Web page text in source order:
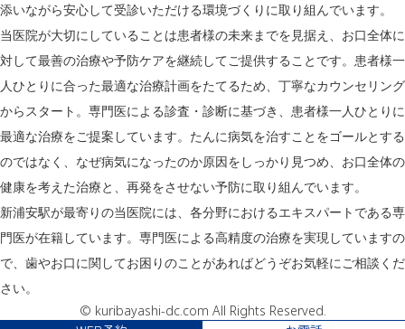
添いながら安心して受診いただける環境づくりに取り組んでいます。
当医院が大切にしていることは患者様の未来までを見据え、お口全体に
対して最善の治療や予防ケアを継続してご提供することです。患者様一
人ひとりに合った最適な治療計画をたてるため、丁寧なカウンセリング
からスタート。専門医による診査・診断に基づき、患者様一人ひとりに
最適な治療をご提案しています。たんに病気を治すことをゴールとする
のではなく、なぜ病気になったのか原因をしっかり見つめ、お口全体の
健康を考えた治療と、再発をさせない予防に取り組んでいます。
新浦安駅が最寄りの当医院には、各分野におけるエキスパートである専
門医が在籍しています。専門医による高精度の治療を実現していますの
で、歯やお口に関してお困りのことがあればどうぞお気軽にご相談くだ
さい。
© kuribayashi-dc.com All Rights Reserved.